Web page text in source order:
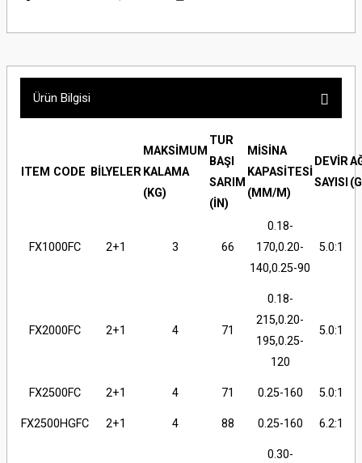
Ürün Bilgisi
ITEM CODE BİLYELER
MAKSİMUM
KALAMA
(KG)
TUR
BAŞI
SARIM
(İN)
MİSİNA
KAPASİTESİ
(MM/M)
DEVİR
SAYISI
FX1000FC 2+1 3 66
0.18-
170,0.20-
140,0.25-90
5.0:1
FX2000FC 2+1 4 71
0.18-
215,0.20-
195,0.25-
120
5.0:1
FX2500FC 2+1 4 71 0.25-160 5.0:1
FX2500HGFC 2+1 4 88 0.25-160 6.2:1
0.30-